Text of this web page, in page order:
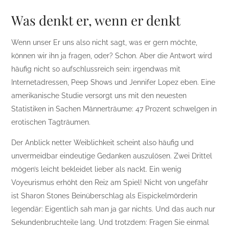
Was denkt er, wenn er denkt
Wenn unser Er uns also nicht sagt, was er gern möchte,
können wir ihn ja fragen, oder? Schon. Aber die Antwort wird
häufig nicht so aufschlussreich sein: irgendwas mit
Internetadressen, Peep Shows und Jennifer Lopez eben. Eine
amerikanische Studie versorgt uns mit den neuesten
Statistiken in Sachen Männerträume: 47 Prozent schwelgen in
erotischen Tagträumen.
Der Anblick netter Weiblichkeit scheint also häufig und
unvermeidbar eindeutige Gedanken auszulösen. Zwei Drittel
mögen’s leicht bekleidet lieber als nackt. Ein wenig
Voyeurismus erhöht den Reiz am Spiel! Nicht von ungefähr
ist Sharon Stones Beinüberschlag als Eispickelmörderin
legendär: Eigentlich sah man ja gar nichts. Und das auch nur
Sekundenbruchteile lang. Und trotzdem: Fragen Sie einmal